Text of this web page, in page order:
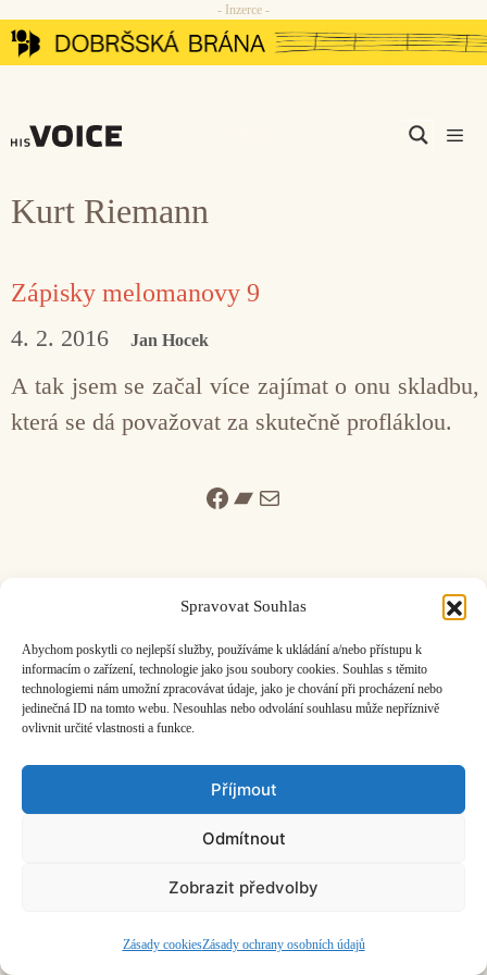
Spravovat Souhlas
Abychom poskytli co nejlepší služby, používáme k ukládání a/nebo přístupu k
informacím o zařízení, technologie jako jsou soubory cookies. Souhlas s těmito
technologiemi nám umožní zpracovávat údaje, jako je chování při procházení nebo
jedinečná ID na tomto webu. Nesouhlas nebo odvolání souhlasu může nepříznivě
ovlivnit určité vlastnosti a funkce.
Příjmout
Odmítnout
Zobrazit předvolby
Zásady cookiesZásady ochrany osobních údajů
Přeskočit
na
- Inzerce -
Kurt Riemann
Zápisky melomanovy 9
4. 2. 2016 Jan Hocek
A tak jsem se začal více zajímat o onu skladbu,
která se dá považovat za skutečně profláklou.
Facebook
Bandcamp
Mail
ČASOPIS O JINÉ HUDBĚ | vydáváHudební informační středisko
založeno 2001 | Kontaktujte nás:info@hisvoice.cz
©2026 HISvoice – design a adminAtelier Dokument